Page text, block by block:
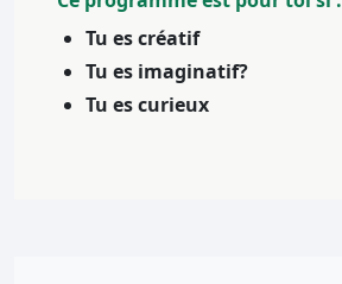
Tu es créatif
Tu es imaginatif?
Tu es curieux